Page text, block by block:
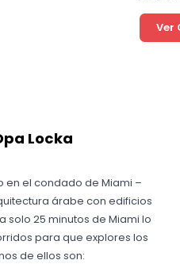
Ver
Locka
en el condado de Miami –
árabe con edificios
25 minutos de Miami lo
para que explores los
de ellos son: